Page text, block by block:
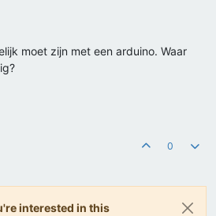
moet zijn met een arduino. Waar
0
interested in this